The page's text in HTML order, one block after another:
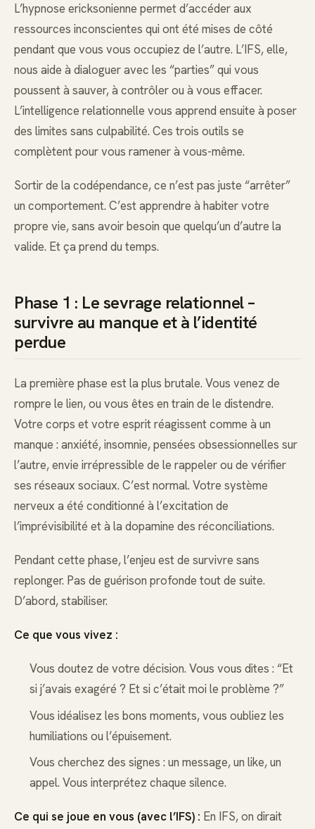
L’hypnose ericksonienne permet d’accéder aux
ressources inconscientes qui ont été mises de côté
pendant que vous vous occupiez de l’autre. L’IFS, elle,
nous aide à dialoguer avec les “parties” qui vous
poussent à sauver, à contrôler ou à vous effacer.
L’intelligence relationnelle vous apprend ensuite à poser
des limites sans culpabilité. Ces trois outils se
complètent pour vous ramener à vous-même.
Sortir de la codépendance, ce n’est pas juste “arrêter”
un comportement. C’est apprendre à habiter votre
propre vie, sans avoir besoin que quelqu’un d’autre la
valide. Et ça prend du temps.
Phase 1 : Le sevrage relationnel –
survivre au manque et à l’identité
perdue
La première phase est la plus brutale. Vous venez de
rompre le lien, ou vous êtes en train de le distendre.
Votre corps et votre esprit réagissent comme à un
manque : anxiété, insomnie, pensées obsessionnelles sur
l’autre, envie irrépressible de le rappeler ou de vérifier
ses réseaux sociaux. C’est normal. Votre système
nerveux a été conditionné à l’excitation de
l’imprévisibilité et à la dopamine des réconciliations.
Pendant cette phase, l’enjeu est de survivre sans
replonger. Pas de guérison profonde tout de suite.
D’abord, stabiliser.
Ce que vous vivez :
Vous doutez de votre décision. Vous vous dites : “Et
si j’avais exagéré ? Et si c’était moi le problème ?”
Vous idéalisez les bons moments, vous oubliez les
humiliations ou l’épuisement.
Vous cherchez des signes : un message, un like, un
appel. Vous interprétez chaque silence.
Ce qui se joue en vous (avec l’IFS) : En IFS, on dirait